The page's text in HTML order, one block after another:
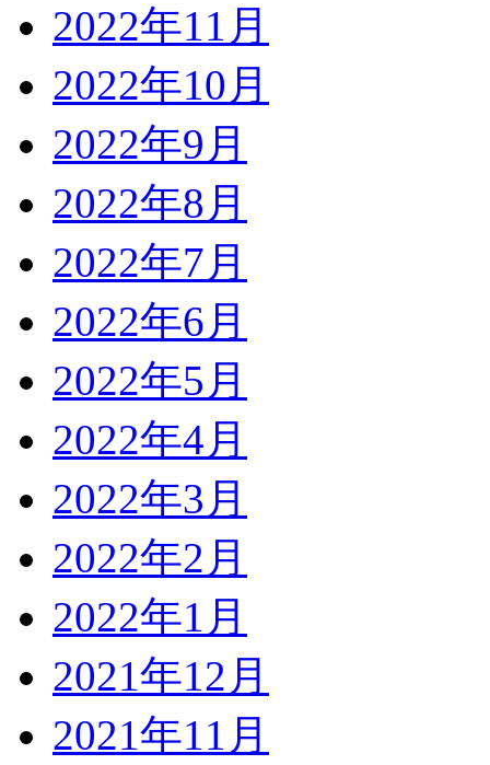
2022年11月
2022年10月
2022年9月
2022年8月
2022年7月
2022年6月
2022年5月
2022年4月
2022年3月
2022年2月
2022年1月
2021年12月
2021年11月